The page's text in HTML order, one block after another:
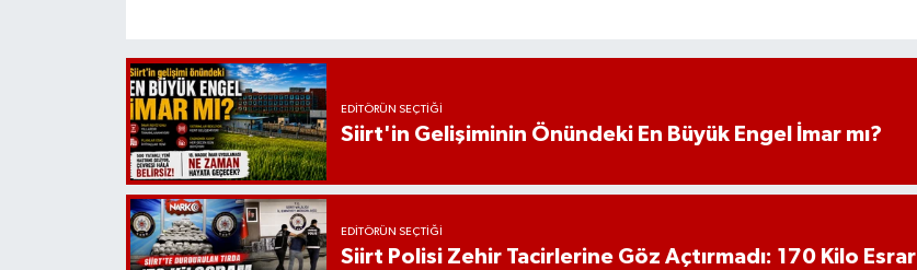
EDITÖRÜN SEÇTIĞI
Siirt'in Gelişiminin Önündeki En Büyük Engel İmar mı?
EDITÖRÜN SEÇTIĞI
Siirt Polisi Zehir Tacirlerine Göz Açtırmadı: 170 Kilo Esrar